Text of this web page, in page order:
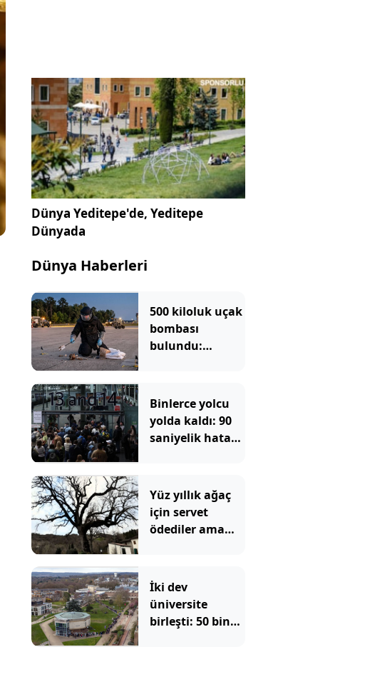
Dünya Yeditepe'de, Yeditepe
Dünyada
Dünya Haberleri
500 kiloluk uçak
bombası
bulundu:
başladı
Binlerce yolcu
yolda kaldı: 90
saniyelik hata
Yüz yıllık ağaç
için servet
ödediler ama
kaldılar
İki dev
üniversite
birleşti: 50 bin